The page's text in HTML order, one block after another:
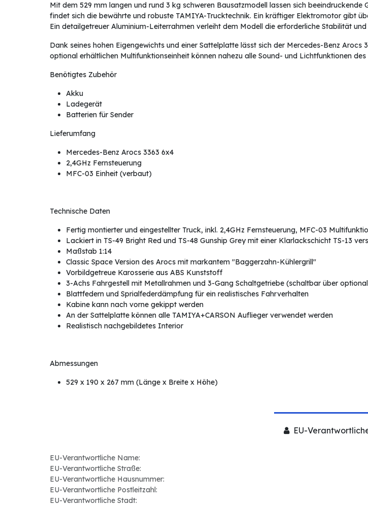
Mit dem 529 mm langen und rund 3 kg schweren Bausatzmodell lassen sich
findet sich die bewährte und robuste TAMIYA-Trucktechnik. Ein kräftiger Elektromotor gibt
Ein detailgetreuer Aluminium-Leiterrahmen verleiht dem Modell die erforderliche Stabilität
Dank seines hohen Eigengewichts und einer Sattelplatte lässt sich der Mercedes-Benz
optional erhältlichen Multifunktionseinheit können nahezu alle Sound- und Lichtfunktionen
Benötigtes Zubehör
Akku
Ladegerät
Batterien für Sender
Lieferumfang
Mercedes-Benz Arocs 3363 6x4
2,4GHz Fernsteuerung
MFC-03 Einheit (verbaut)
Technische Daten
Fertig montierter und eingestellter Truck, inkl. 2,4GHz Fernsteuerung, MFC-03
Lackiert in TS-49 Bright Red und TS-48 Gunship Grey mit einer Klarlackschicht TS-13
Maßstab 1:14
Classic Space Version des Arocs mit markantem "Baggerzahn-Kühlergrill"
Vorbildgetreue Karosserie aus ABS Kunststoff
3-Achs Fahrgestell mit Metallrahmen und 3-Gang Schaltgetriebe (schaltbar über
Blattfedern und Sprialfederdämpfung für ein realistisches Fahrverhalten
Kabine kann nach vorne gekippt werden
An der Sattelplatte können alle TAMIYA+CARSON Auflieger verwendet werden
Realistisch nachgebildetes Interior
Abmessungen
529 x 190 x 267 mm (Länge x Breite x Höhe)
EU-
EU-Verantwortliche Name:
EU-Verantwortliche Straße:
EU-Verantwortliche Hausnummer:
EU-Verantwortliche Postleitzahl:
EU-Verantwortliche Stadt: